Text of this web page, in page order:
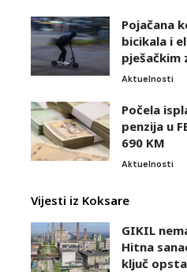
Pojačana
bicikala i
pješačkim
Aktuelnosti
Počela
penzija u
690 KM
Aktuelnosti
Vijesti iz Koksare
GIKIL
Hitna
ključ